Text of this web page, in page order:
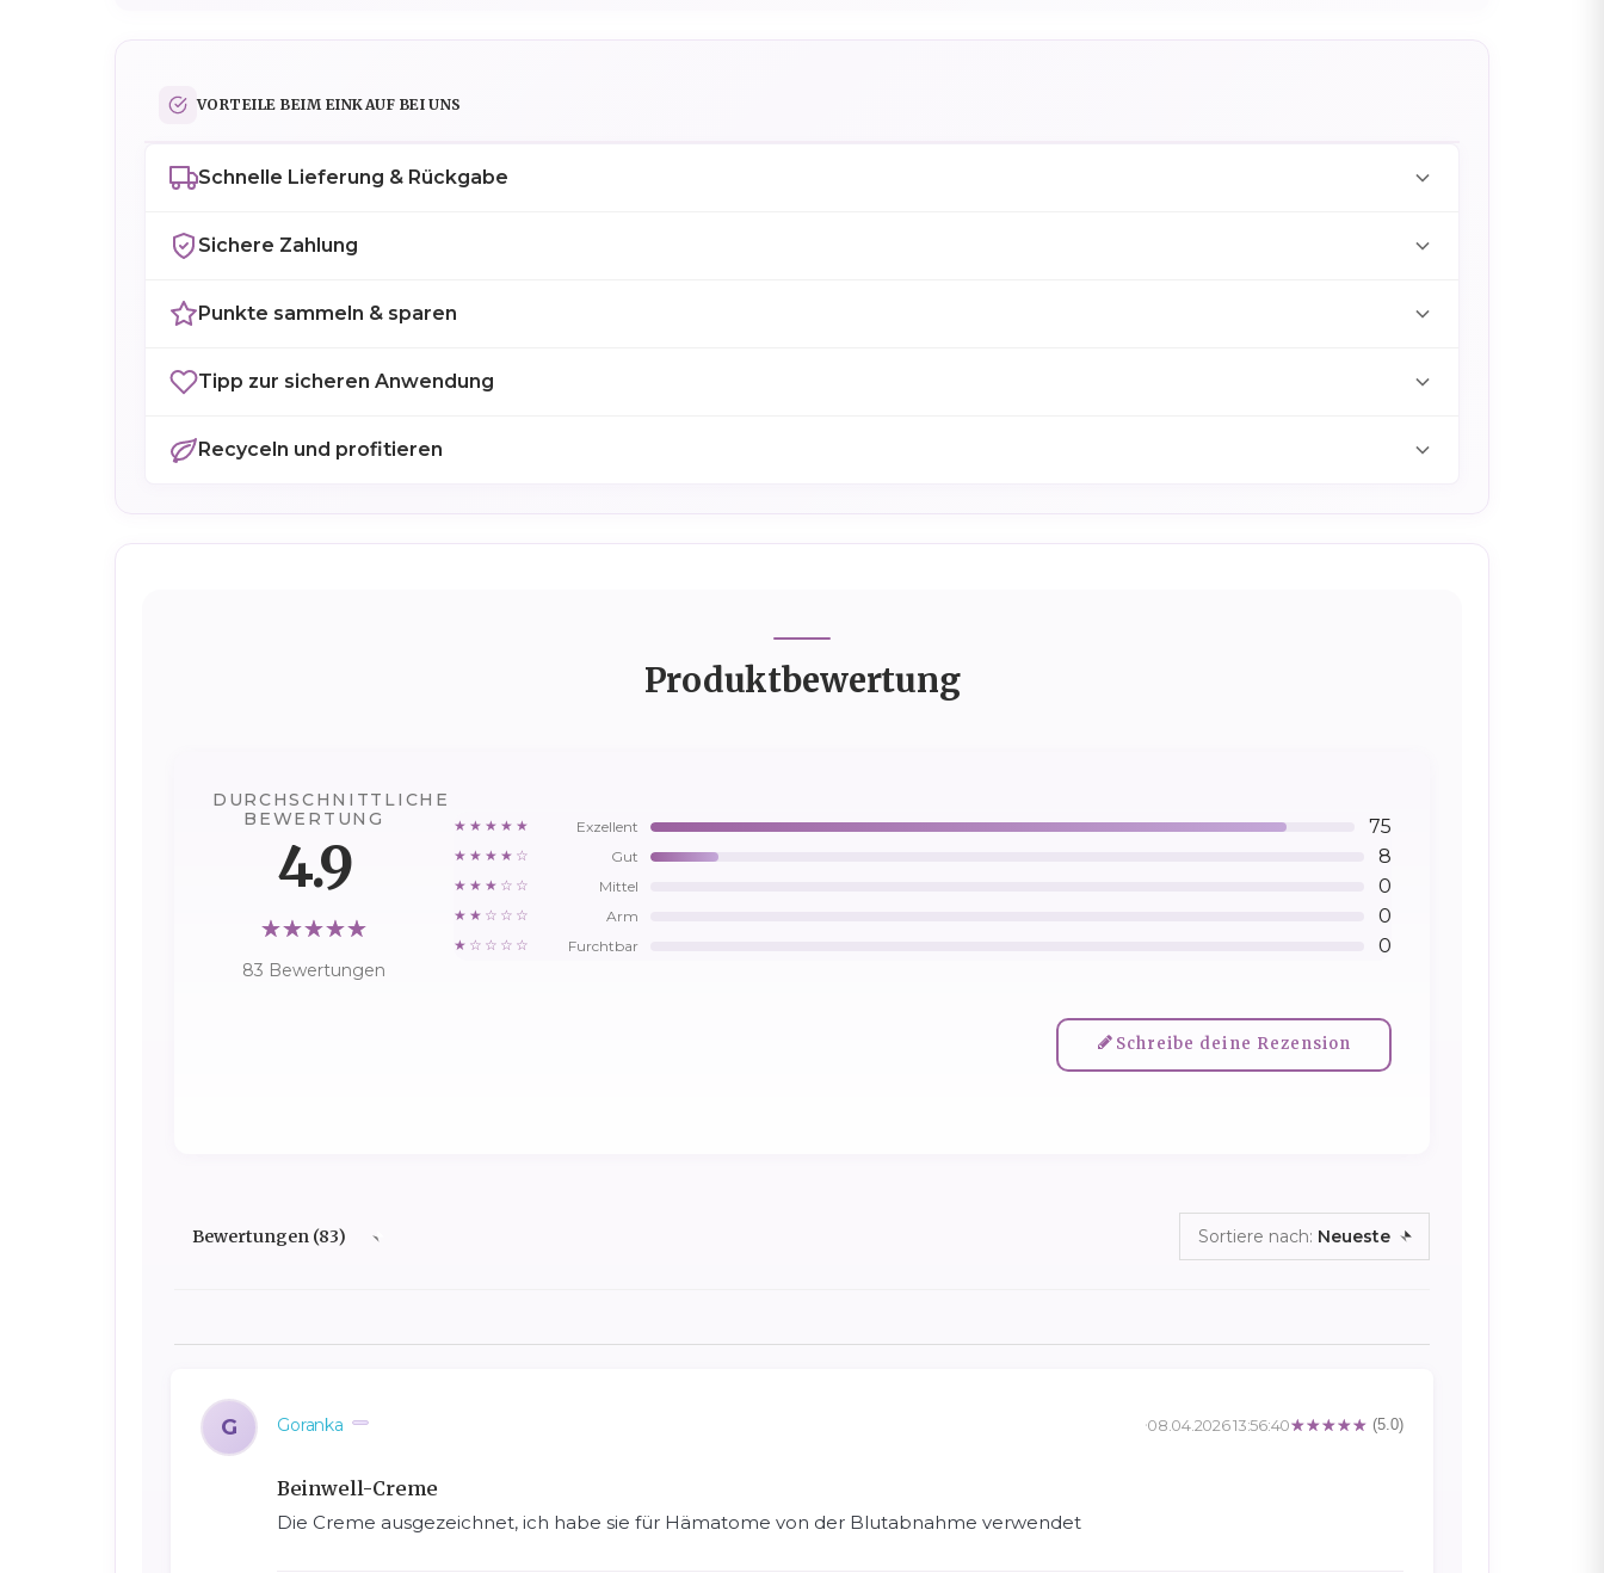
VORTEILE BEIM EINKAUF BEI UNS
Schnelle Lieferung & Rückgabe
Sichere Zahlung
Punkte sammeln & sparen
Tipp zur sicheren Anwendung
Recyceln und profitieren
Produktbewertung
DURCHSCHNITTLICHE
BEWERTUNG
4.9
83 Bewertungen
★★★★★ Exzellent 75
★★★★☆ Gut 8
★★★☆☆ Mittel 0
★★☆☆☆ Arm 0
★☆☆☆☆ Furchtbar 0
Schreibe deine Rezension
Bewertungen (83) Sortiere nach: Neueste
G Goranka (5.0)
08.04.2026 13:56:40
Beinwell-Creme
Die Creme ausgezeichnet, ich habe sie für Hämatome von der Blutabnahme verwendet